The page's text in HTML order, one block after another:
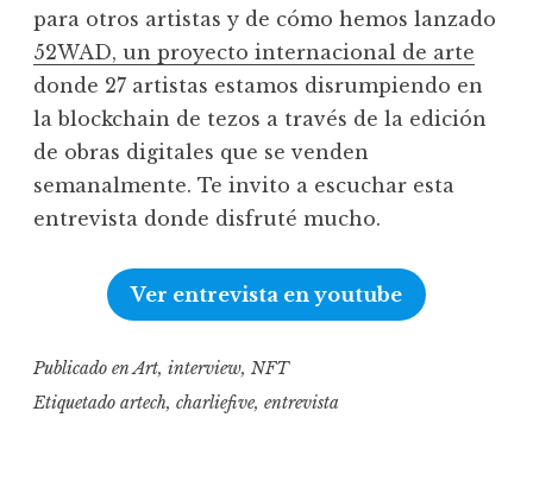
para otros artistas y de cómo hemos lanzado
52WAD, un proyecto internacional de arte
donde 27 artistas estamos disrumpiendo en
la blockchain de tezos a través de la edición
de obras digitales que se venden
semanalmente. Te invito a escuchar esta
entrevista donde disfruté mucho.
Ver entrevista en youtube
Publicado enArt, interview, NFT
Etiquetado artech, charliefive, entrevista